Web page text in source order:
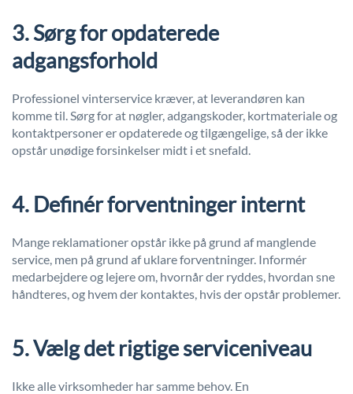
3. Sørg for opdaterede
adgangsforhold
Professionel vinterservice kræver, at leverandøren kan
komme til. Sørg for at nøgler, adgangskoder, kortmateriale og
kontaktpersoner er opdaterede og tilgængelige, så der ikke
opstår unødige forsinkelser midt i et snefald.
4. Definér forventninger internt
Mange reklamationer opstår ikke på grund af manglende
service, men på grund af uklare forventninger. Informér
medarbejdere og lejere om, hvornår der ryddes, hvordan sne
håndteres, og hvem der kontaktes, hvis der opstår problemer.
5. Vælg det rigtige serviceniveau
Ikke alle virksomheder har samme behov. En